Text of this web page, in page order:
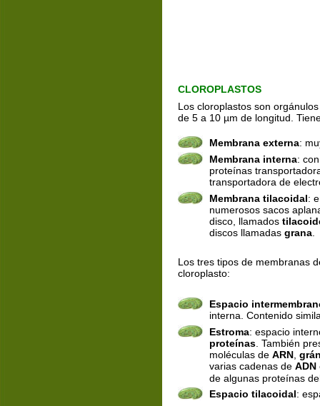
CLOROPLASTOS
Los cloroplastos son
de 5 a 10 µm de longitud.
Membrana externa:
Membrana interna:
proteínas
transportadora de
Membrana tilacoidal:
numerosos sacos
disco, llamados
discos llamadas grana.
Los tres tipos de membranas
cloroplasto:
Espacio
interna. Contenido
Estroma: espacio
proteínas. También
moléculas de ARN,
varias cadenas de ADN
de algunas proteínas
Espacio tilacoidal: